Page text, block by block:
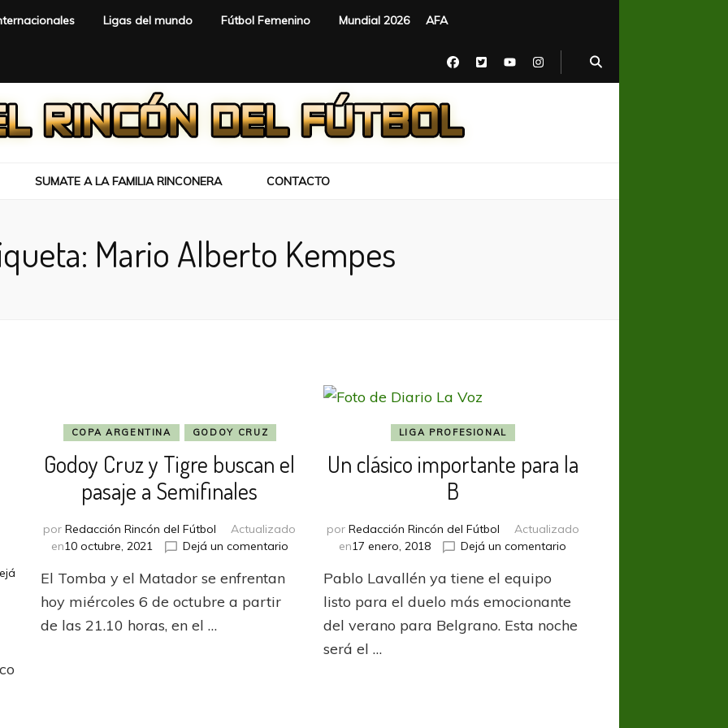
Ligas del mundo Fútbol Femenino Mundial 2026 AFA
SUMATE A LA FAMILIA RINCONERA CONTACTO
Mario Alberto Kempes
COPA ARGENTINA GODOY CRUZ
Godoy Cruz y Tigre buscan el
pasaje a Semifinales
porRedacción Rincón del Fútbol
Actualizado
en10 octubre, 2021 Dejá un comentarioen
buscan
El Tomba y el Matador se enfrentan
hoy miércoles 6 de octubre a partir
de las 21.10 horas, en el …
LIGA PROFESIONAL
Un clásico importante para la
B
por Redacción Rincón del Fútbol
Actualizado
en17 enero, 2018 Dejá un comentario
importante
la
Pablo Lavallén ya tiene el equipo
listo para el duelo más emocionante
del verano para Belgrano. Esta noche
será el …